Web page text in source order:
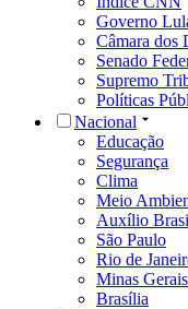
Governo
Câmara dos
Senado
Supremo
Políticas
Nacional
Educação
Segurança
Clima
Meio
Auxílio
São Paulo
Rio de
Minas Gerais
Brasília